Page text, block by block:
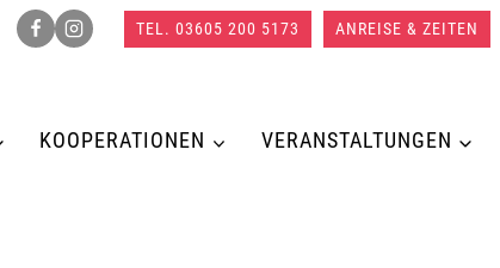
TEL. 03605 200 5173 ANREISE & ZEITEN
KOOPERATIONEN VERANSTALTUNGEN